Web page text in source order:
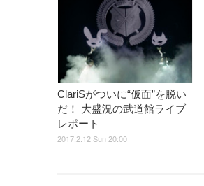
ClariSがついに“仮面”を脱い
だ！ 大盛況の武道館ライブ
レポート
2017.2.12 Sun 20:00